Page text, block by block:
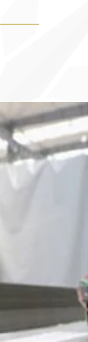
cinema
eólica
shopping
casachina
de vida